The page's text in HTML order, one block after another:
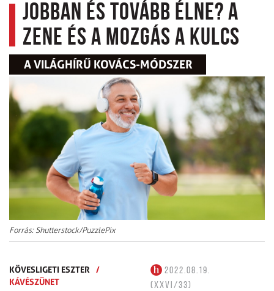
Jobban és tovább élne? A
zene és a mozgás a kulcs
A VILÁGHÍRŰ KOVÁCS-MÓDSZER
Forrás: Shutterstock/PuzzlePix
KÖVESLIGETI ESZTER
/
KÁVÉSZÜNET
2022.08.19.
(XXVI/33)